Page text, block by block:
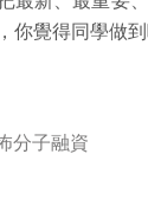
你覺得同學做到
分子融資